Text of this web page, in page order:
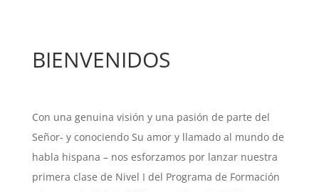
BIENVENIDOS
Con una genuina visión y una pasión de parte del
Señor- y conociendo Su amor y llamado al mundo de
habla hispana – nos esforzamos por lanzar nuestra
primera clase de Nivel I del Programa de Formación